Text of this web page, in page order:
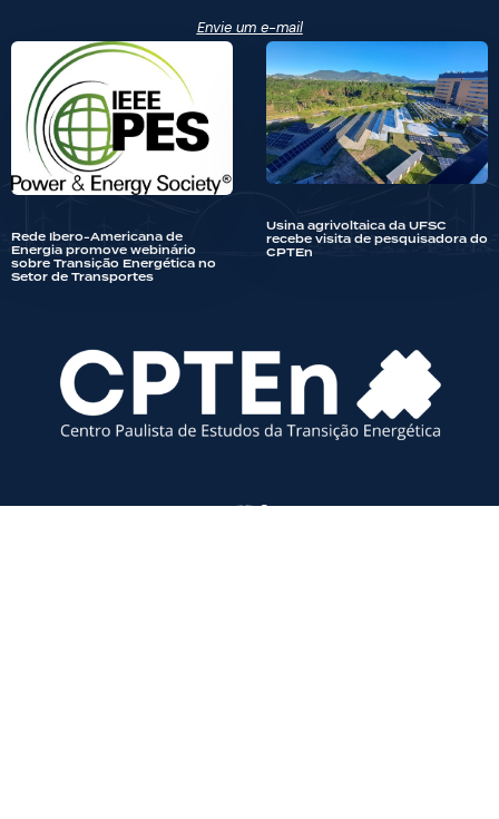
Envie um e-mail
Rede Ibero-Americana de
Energia promove webinário
sobre Transição Energética no
Setor de Transportes
Usina agrivoltaica da UFSC
recebe visita de pesquisadora do
CPTEn